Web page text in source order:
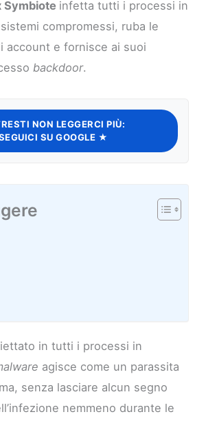
Symbiote infetta tutti i processi in
compromessi, ruba le
account e fornisce ai suoi
backdoor.
NON LEGGERCI PIÙ:
SU GOOGLE ★
in tutti i processi in
agisce come un parassita
senza lasciare alcun segno
nemmeno durante le